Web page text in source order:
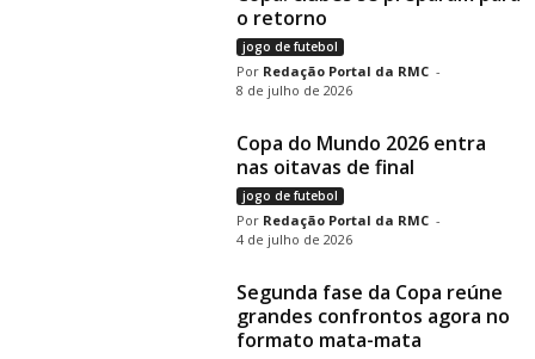
o retorno
jogo de futebol
Redação Portal da RMC -
8 de julho de 2026
Copa do Mundo 2026 entra
nas oitavas de final
jogo de futebol
Redação Portal da RMC -
4 de julho de 2026
Segunda fase da Copa reúne
grandes confrontos agora no
formato mata-mata